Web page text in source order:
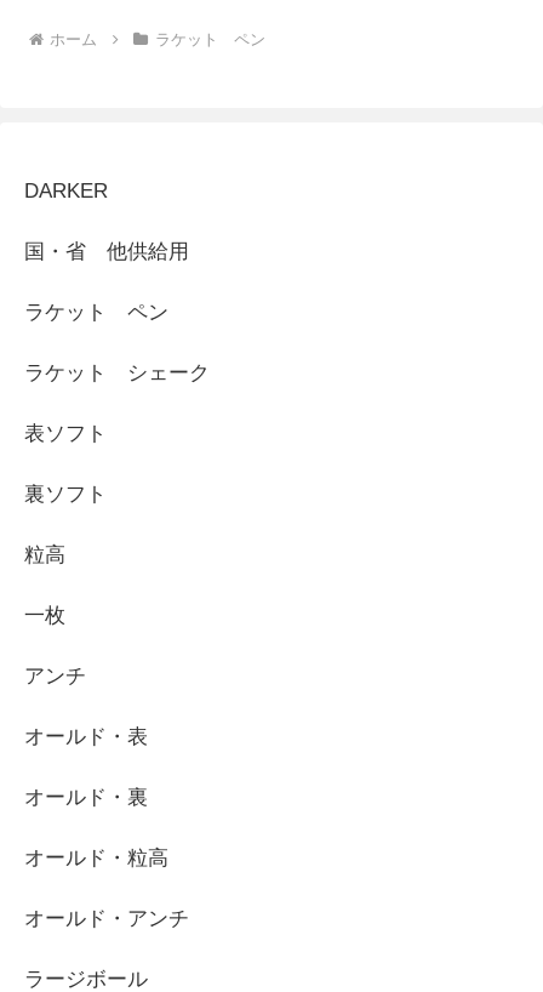
ホーム ラケット ペン
DARKER
国・省 他供給用
ラケット ペン
ラケット シェーク
表ソフト
裏ソフト
粒高
一枚
アンチ
オールド・表
オールド・裏
オールド・粒高
オールド・アンチ
ラージボール